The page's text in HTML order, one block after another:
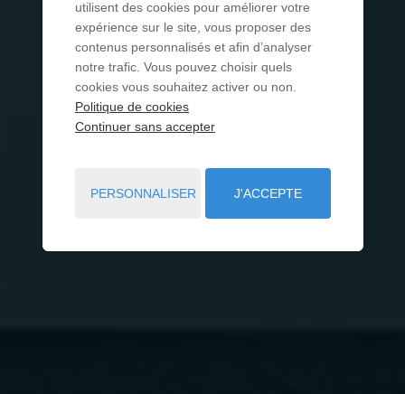
utilisent des cookies pour améliorer votre
expérience sur le site, vous proposer des
contenus personnalisés et afin d’analyser
notre trafic. Vous pouvez choisir quels
cookies vous souhaitez activer ou non.
Politique de cookies
Continuer sans accepter
PERSONNALISER J'ACCEPTE